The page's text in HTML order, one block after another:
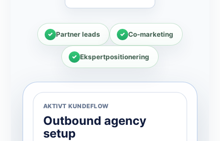
Partner leads Co-marketing
Ekspertpositionering
AKTIVT KUNDEFLOW
Outbound agency
setup